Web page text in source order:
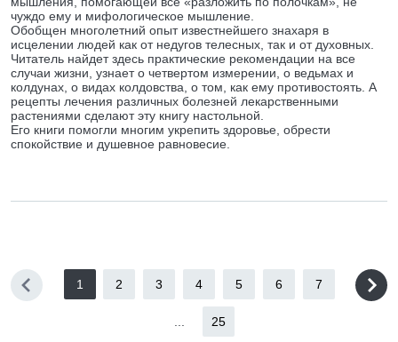
чуждо ему и мифологическое мышление.
Обобщен многолетний опыт известнейшего знахаря в
исцелении людей как от недугов телесных, так и от духовных.
Читатель найдет здесь практические рекомендации на все
случаи жизни, узнает о четвертом измерении, о ведьмах и
колдунах, о видах колдовства, о том, как ему противостоять. А
рецепты лечения различных болезней лекарственными
растениями сделают эту книгу настольной.
Его книги помогли многим укрепить здоровье, обрести
спокойствие и душевное равновесие.
1 2 3 4 5 6 7
25